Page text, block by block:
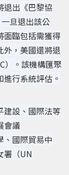
退出《巴黎協
旦退出該公
面臨包括需獲得
外，美國還將退
）。該機構匯聚
行系統評估。
建設、國際法等
會議
、國際貿易中
署（UN